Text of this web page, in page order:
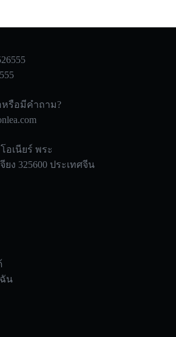
หรือมีคำถาม?
อเนียร์ พระ
ง 325600 ประเทศจีน
น